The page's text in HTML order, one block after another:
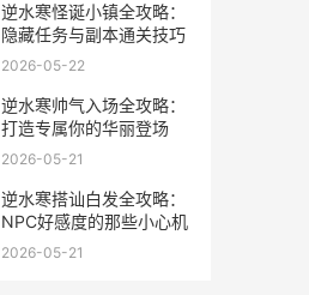
逆水寒怪诞小镇全攻略：
隐藏任务与副本通关技巧
2026-05-22
逆水寒帅气入场全攻略：
打造专属你的华丽登场
2026-05-21
逆水寒搭讪白发全攻略：
NPC好感度的那些小心机
2026-05-21